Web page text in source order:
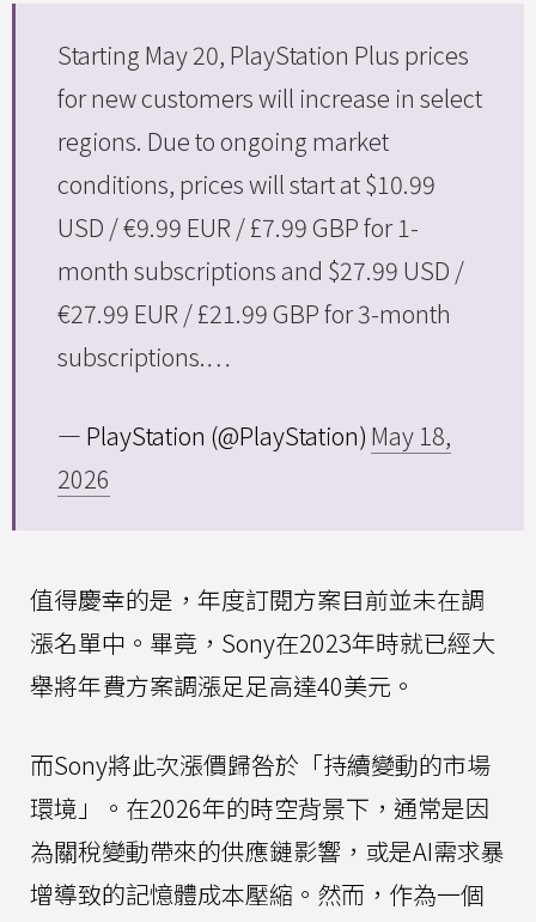
Starting May 20, PlayStation Plus prices
for new customers will increase in select
regions. Due to ongoing market
conditions, prices will start at $10.99
USD / €9.99 EUR / £7.99 GBP for 1-
month subscriptions and $27.99 USD /
€27.99 EUR / £21.99 GBP for 3-month
subscriptions.…
— PlayStation (@PlayStation) May 18,
2026
值得慶幸的是，年度訂閱方案目前並未在調
漲名單中。畢竟，Sony在2023年時就已經大
舉將年費方案調漲足足高達40美元。
而Sony將此次漲價歸咎於「持續變動的市場
環境」。在2026年的時空背景下，通常是因
為關稅變動帶來的供應鏈影響，或是AI需求暴
增導致的記憶體成本壓縮。然而，作為一個